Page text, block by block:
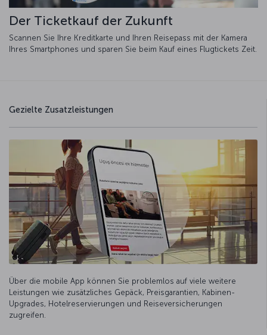
Der Ticketkauf der Zukunft
Scannen Sie Ihre Kreditkarte und Ihren Reisepass mit der Kamera
Ihres Smartphones und sparen Sie beim Kauf eines Flugtickets Zeit.
Gezielte Zusatzleistungen
Über die mobile App können Sie problemlos auf viele weitere
Leistungen wie zusätzliches Gepäck, Preisgarantien, Kabinen-
Upgrades, Hotelreservierungen und Reiseversicherungen
zugreifen.